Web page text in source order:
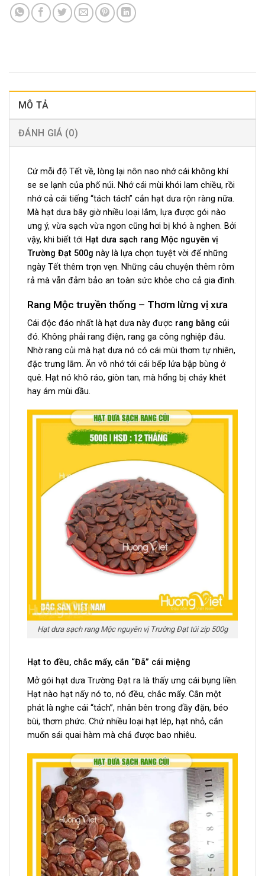
MÔ TẢ
ĐÁNH GIÁ (0)
Cứ mỗi độ Tết về, lòng lại nôn nao nhớ cái không khí
se se lạnh của phố núi. Nhớ cái mùi khói lam chiều, rồi
nhớ cả cái tiếng “tách tách” cắn hạt dưa rộn ràng nữa.
Mà hạt dưa bây giờ nhiều loại lắm, lựa được gói nào
ưng ý, vừa sạch vừa ngon cũng hơi bị khó à nghen. Bởi
vậy, khi biết tới Hạt dưa sạch rang Mộc nguyên vị
Trường Đạt 500g này là lựa chọn tuyệt vời để những
ngày Tết thêm trọn vẹn. Những câu chuyện thêm rôm
rả mà vẫn đảm bảo an toàn sức khỏe cho cả gia đình.
Rang Mộc truyền thống – Thơm lừng vị xưa
Cái độc đáo nhất là hạt dưa này được rang bằng củi
đó. Không phải rang điện, rang ga công nghiệp đâu.
Nhờ rang củi mà hạt dưa nó có cái mùi thơm tự nhiên,
đặc trưng lắm. Ăn vô nhớ tới cái bếp lửa bập bùng ở
quê. Hạt nó khô ráo, giòn tan, mà hổng bị cháy khét
hay ám mùi dầu.
Hạt dưa sạch rang Mộc nguyên vị Trường Đạt túi zip 500g
Hạt to đều, chắc mẩy, cắn “Đã” cái miệng
Mở gói hạt dưa Trường Đạt ra là thấy ưng cái bụng liền.
Hạt nào hạt nấy nó to, nó đều, chắc mẩy. Cắn một
phát là nghe cái “tách”, nhân bên trong đầy đặn, béo
bùi, thơm phức. Chứ nhiều loại hạt lép, hạt nhỏ, cắn
muốn sái quai hàm mà chả được bao nhiêu.